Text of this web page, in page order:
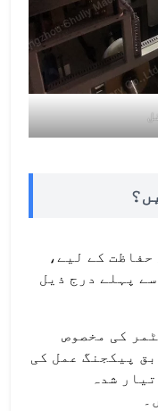
کے لیے،
پہلے درج ذیل
کی مخصوص
پیکجنگ عمل کی
شدہ